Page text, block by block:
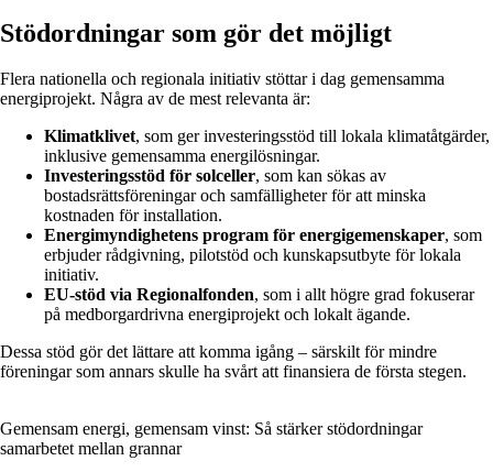
Stödordningar som gör det möjligt
Flera nationella och regionala initiativ stöttar i dag gemensamma
energiprojekt. Några av de mest relevanta är:
Klimatklivet, som ger investeringsstöd till lokala klimatåtgärder,
inklusive gemensamma energilösningar.
Investeringsstöd för solceller, som kan sökas av
bostadsrättsföreningar och samfälligheter för att minska
kostnaden för installation.
Energimyndighetens program för energigemenskaper, som
erbjuder rådgivning, pilotstöd och kunskapsutbyte för lokala
initiativ.
EU-stöd via Regionalfonden, som i allt högre grad fokuserar
på medborgardrivna energiprojekt och lokalt ägande.
Dessa stöd gör det lättare att komma igång – särskilt för mindre
föreningar som annars skulle ha svårt att finansiera de första stegen.
Gemensam energi, gemensam vinst: Så stärker stödordningar
samarbetet mellan grannar